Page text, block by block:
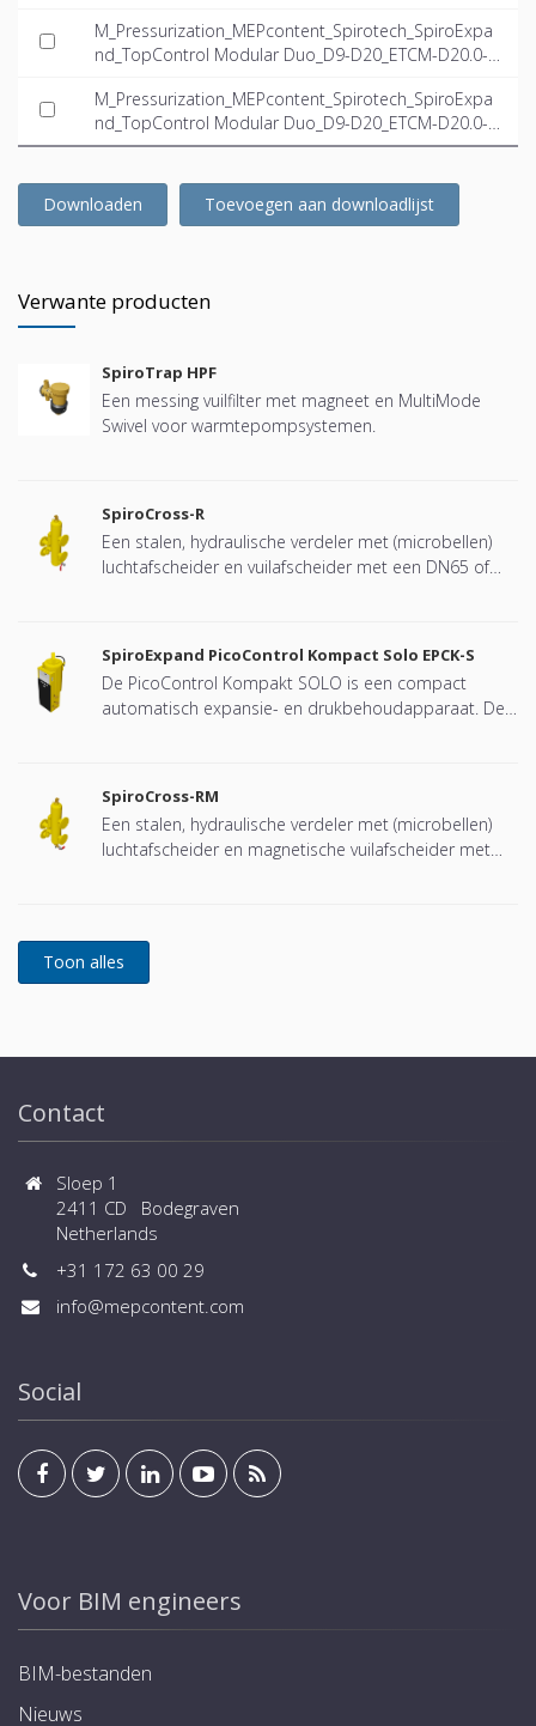
M_Pressurization_MEPcontent_Spirotech_SpiroExpa
nd_TopControl Modular Duo_D9-D20_ETCM-D20.0-2
M_Pressurization_MEPcontent_Spirotech_SpiroExpa
nd_TopControl Modular Duo_D9-D20_ETCM-D20.0-2
3.5_INT-EN.ifc
Downloaden Toevoegen aan downloadlijst
Verwante producten
SpiroTrap HPF
Een messing vuilfilter met magneet en MultiMode
Swivel voor warmtepompsystemen.
SpiroCross-R
Een stalen, hydraulische verdeler met (microbellen)
luchtafscheider en vuilafscheider met een DN65 of
SpiroExpand PicoControl Kompact Solo EPCK-S
De PicoControl Kompakt SOLO is een compact
automatisch expansie- en drukbehoudapparaat. De
SpiroCross-RM
Een stalen, hydraulische verdeler met (microbellen)
luchtafscheider en magnetische vuilafscheider met
Contact
Sloep 1
2411 CD Bodegraven
Netherlands
+31 172 63 00 29
info@mepcontent.com
Social
Voor BIM engineers
BIM-bestanden
Nieuws